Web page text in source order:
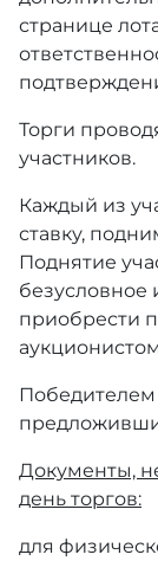
странице
Торги
участников.
Каждый из
ставку,
Поднятие
безусловное
приобрести
Победителем
Документы,
день торгов:
для